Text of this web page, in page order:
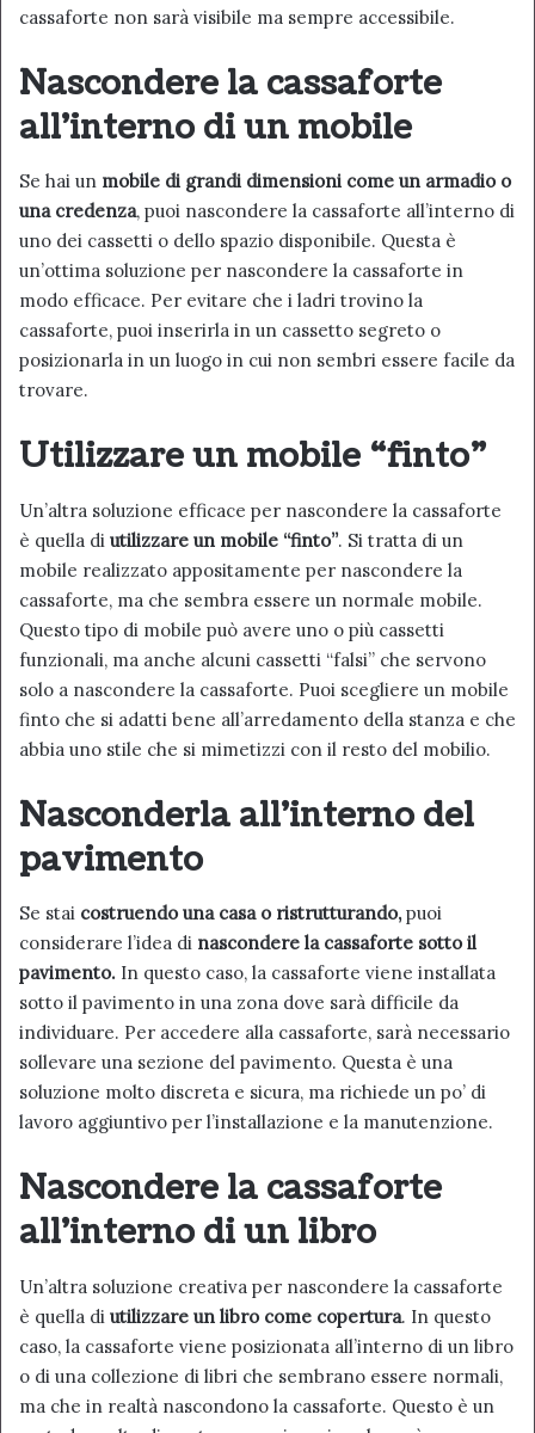
cassaforte non sarà visibile ma sempre accessibile.
Nascondere la cassaforte
all’interno di un mobile
Se hai un mobile di grandi dimensioni come un armadio o
una credenza, puoi nascondere la cassaforte all’interno di
uno dei cassetti o dello spazio disponibile. Questa è
un’ottima soluzione per nascondere la cassaforte in
modo efficace. Per evitare che i ladri trovino la
cassaforte, puoi inserirla in un cassetto segreto o
posizionarla in un luogo in cui non sembri essere facile da
trovare.
Utilizzare un mobile “finto”
Un’altra soluzione efficace per nascondere la cassaforte
è quella di utilizzare un mobile “finto”. Si tratta di un
mobile realizzato appositamente per nascondere la
cassaforte, ma che sembra essere un normale mobile.
Questo tipo di mobile può avere uno o più cassetti
funzionali, ma anche alcuni cassetti “falsi” che servono
solo a nascondere la cassaforte. Puoi scegliere un mobile
finto che si adatti bene all’arredamento della stanza e che
abbia uno stile che si mimetizzi con il resto del mobilio.
Nasconderla all’interno del
pavimento
Se stai costruendo una casa o ristrutturando,puoi
considerare l’idea di nascondere la cassaforte sotto il
pavimento. In questo caso, la cassaforte viene installata
sotto il pavimento in una zona dove sarà difficile da
individuare. Per accedere alla cassaforte, sarà necessario
sollevare una sezione del pavimento. Questa è una
soluzione molto discreta e sicura, ma richiede un po’ di
lavoro aggiuntivo per l’installazione e la manutenzione.
Nascondere la cassaforte
all’interno di un libro
Un’altra soluzione creativa per nascondere la cassaforte
è quella di utilizzare un libro come copertura. In questo
caso, la cassaforte viene posizionata all’interno di un libro
o di una collezione di libri che sembrano essere normali,
ma che in realtà nascondono la cassaforte. Questo è un